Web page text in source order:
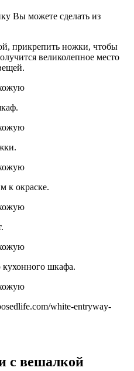
Вы можете сделать из
прикрепить ножки, чтобы
великолепное место
к окраске.
кухонного шкафа.
white-entryway-
с вешалкой